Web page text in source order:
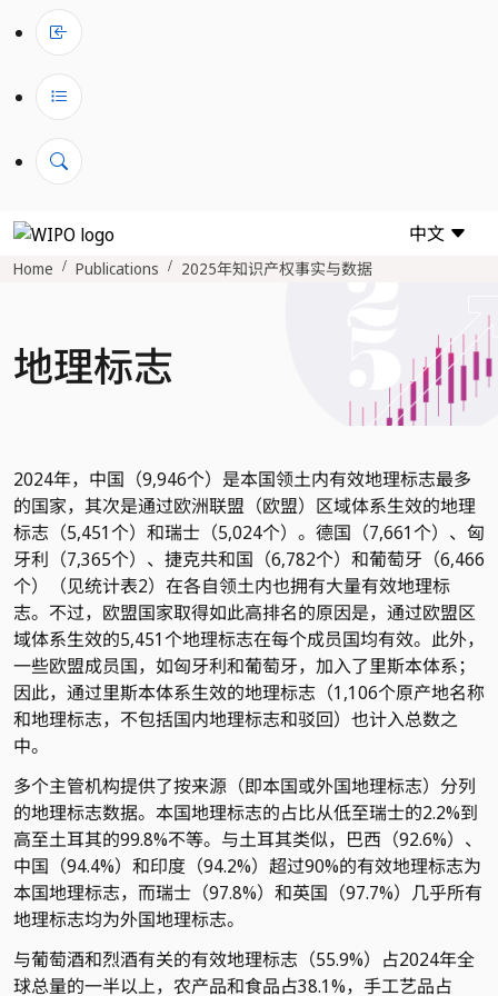
中文
Home Publications 2025年知识产权事实与数据
地理标志
2024年，中国（9,946个）是本国领土内有效地理标志最多
的国家，其次是通过欧洲联盟（欧盟）区域体系生效的地理
标志（5,451个）和瑞士（5,024个）。德国（7,661个）、匈
牙利（7,365个）、捷克共和国（6,782个）和葡萄牙（6,466
个）（见统计表2）在各自领土内也拥有大量有效地理标
志。不过，欧盟国家取得如此高排名的原因是，通过欧盟区
域体系生效的5,451个地理标志在每个成员国均有效。此外，
一些欧盟成员国，如匈牙利和葡萄牙，加入了里斯本体系；
因此，通过里斯本体系生效的地理标志（1,106个原产地名称
和地理标志，不包括国内地理标志和驳回）也计入总数之
中。
多个主管机构提供了按来源（即本国或外国地理标志）分列
的地理标志数据。本国地理标志的占比从低至瑞士的2.2%到
高至土耳其的99.8%不等。与土耳其类似，巴西（92.6%）、
中国（94.4%）和印度（94.2%）超过90%的有效地理标志为
本国地理标志，而瑞士（97.8%）和英国（97.7%）几乎所有
地理标志均为外国地理标志。
与葡萄酒和烈酒有关的有效地理标志（55.9%）占2024年全
球总量的一半以上，农产品和食品占38.1%，手工艺品占